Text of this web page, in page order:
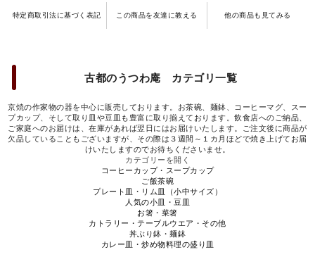
特定商取引法に基づく表記 この商品を友達に教える 他の商品も見てみる
古都のうつわ庵 カテゴリ一覧
京焼の作家物の器を中心に販売しております。お茶碗、麺鉢、コーヒーマグ、スー
プカップ、そして取り皿や豆皿も豊富に取り揃えております。飲食店へのご納品、
ご家庭へのお届けは、在庫があれば翌日にはお届けいたします。ご注文後に商品が
欠品していることもございますが、その際は３週間～１カ月ほどで焼き上げてお届
けいたしますのでお待ちくださいませ。
カテゴリーを開く
コーヒーカップ・スープカップ
ご飯茶碗
プレート皿・リム皿（小中サイズ）
人気の小皿・豆皿
お箸・菜箸
カトラリー・テーブルウエア・その他
丼ぶり鉢・麺鉢
カレー皿・炒め物料理の盛り皿